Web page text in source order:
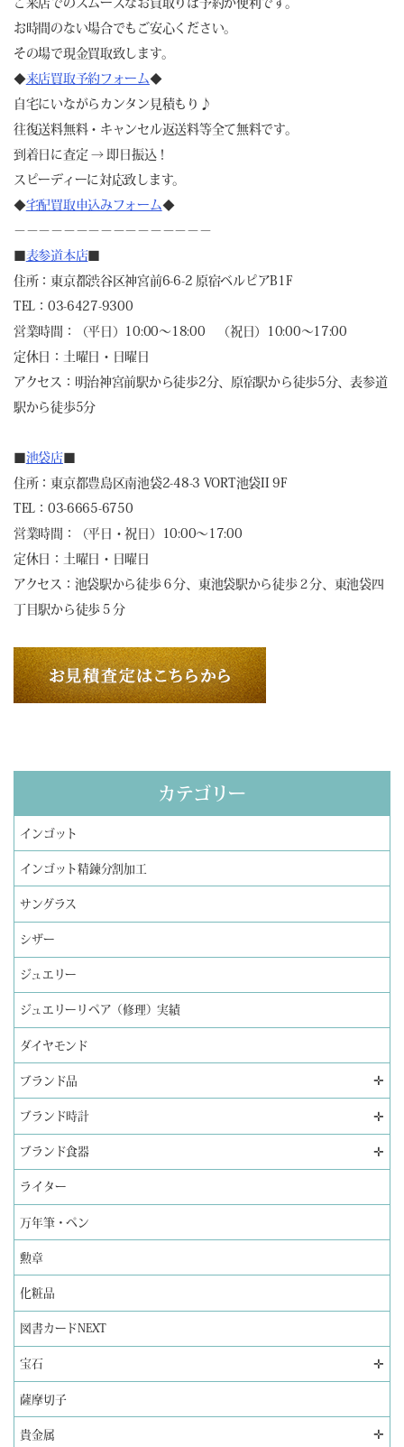
ご来店でのスムーズなお買取りは予約が便利です。
お時間のない場合でもご安心ください。
その場で現金買取致します。
◆来店買取予約フォーム◆
自宅にいながらカンタン見積もり♪
往復送料無料・キャンセル返送料等全て無料です。
到着日に査定 → 即日振込！
スピーディーに対応致します。
◆宅配買取申込みフォーム◆
－－－－－－－－－－－－－－－－
表参道本店
住所：東京都渋谷区神宮前6-6-2 原宿ベルピアB1F
TEL：03-6427-9300
営業時間：（平日）10:00～18:00 （祝日）10:00～17:00
定休日：土曜日・日曜日
アクセス：明治神宮前駅から徒歩2分、原宿駅から徒歩5分、表参道
駅から徒歩5分
池袋店
住所：東京都豊島区南池袋2-48-3 VORT池袋II 9F
TEL：03-6665-6750
営業時間：（平日・祝日）10:00～17:00
定休日：土曜日・日曜日
アクセス：池袋駅から徒歩６分、東池袋駅から徒歩２分、東池袋四
丁目駅から徒歩５分
カテゴリー
インゴット
インゴット精錬分割加工
サングラス
シザー
ジュエリー
ジュエリーリペア（修理）実績
ダイヤモンド
ブランド品 ✛
ブランド時計 ✛
ブランド食器 ✛
ライター
万年筆・ペン
勲章
化粧品
図書カードNEXT
宝石 ✛
薩摩切子
貴金属 ✛